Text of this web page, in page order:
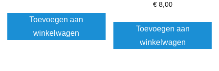
Toevoegen aan
winkelwagen
€8,00
Toevoegen aan
winkelwagen